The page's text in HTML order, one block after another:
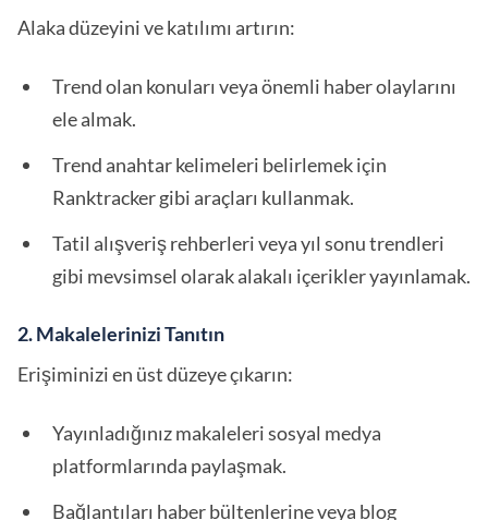
Alaka düzeyini ve katılımı artırın:
Trend olan konuları veya önemli haber olaylarını
ele almak.
Trend anahtar kelimeleri belirlemek için
Ranktracker gibi araçları kullanmak.
Tatil alışveriş rehberleri veya yıl sonu trendleri
gibi mevsimsel olarak alakalı içerikler yayınlamak.
2. Makalelerinizi Tanıtın
Erişiminizi en üst düzeye çıkarın:
Yayınladığınız makaleleri sosyal medya
platformlarında paylaşmak.
Bağlantıları haber bültenlerine veya blog